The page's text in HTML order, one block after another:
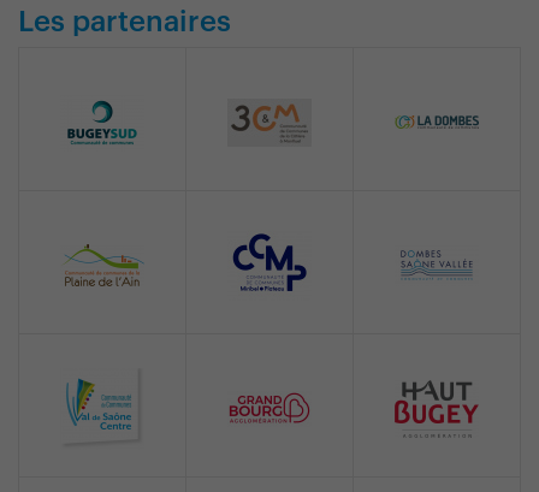
Les partenaires